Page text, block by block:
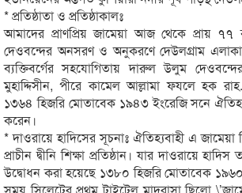
* প্রতিষ্ঠাতা ও প্রতিষ্ঠাকালঃ
আমাদের প্রাণপ্রিয় জামেয়া আজ থেকে প্রায়
দেওবন্দের অনসরণ ও অনুকরণে দেউলগ্রাম
ব্যক্তিবর্গের সহযোগিতায় দারুল উলুম
মুহাদ্দিসীন, পীরে কামেল আল্লামা ফযলে হক রাহ.
১৩৬৪ হিজরি মোতাবেক ১৯৪৩ ইংরেজি সনে
করেন।
* দাওরায়ে হাদিসের সূচনাঃ ঐতিহ্যবাহী এ
প্রাচীন দ্বীনি শিক্ষা প্রতিষ্ঠান। যার দাওরায়ে
উদ্বোধন করা হয়েছে ১৩৮০ হিজরি মোতাবেক
সময় সিলেটের প্রথম টাইটেল মাদরাসা ছিলো